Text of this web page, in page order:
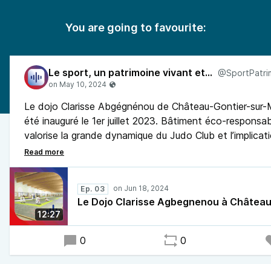
You are going to favourite:
Le sport, un patrimoine vivant et partagé en Pays de la Loire
Le dojo Clarisse Abgégnénou de Château-Gontier-sur-
été inauguré le 1er juillet 2023. Bâtiment éco-
valorise la grande dynamique du Judo Club et
directeur technique et sportif Rodrigue Chenet. A
Jeux Olympiques et Paralympiques de Paris 2024, le
à accueillir plusieurs délégations étrangères.
Margot de l'Autre Radio s'est rendue sur place.
12:27
Ep. 03
Le Dojo Clarisse Agbegnenou à
0 0